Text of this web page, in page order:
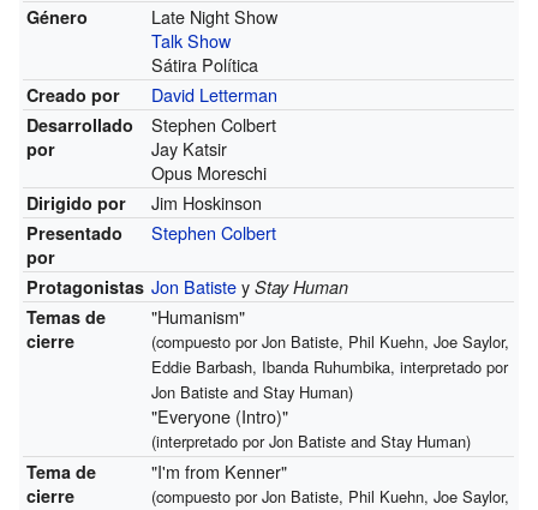
Género
Late Night Show
Talk Show
Sátira Política
Creado por David Letterman
Desarrollado
por
Stephen Colbert
Jay Katsir
Opus Moreschi
Dirigido por Jim Hoskinson
Presentado
por
Stephen Colbert
Protagonistas Jon BatisteyStay Human
Temas de
cierre
"Humanism"
(compuesto por Jon Batiste, Phil Kuehn, Joe Saylor,
Eddie Barbash, Ibanda Ruhumbika, interpretado por
Jon Batiste and Stay Human)
"Everyone (Intro)"
(interpretado por Jon Batiste and Stay Human)
Tema de
cierre
"I'm from Kenner"
(compuesto por Jon Batiste, Phil Kuehn, Joe Saylor,